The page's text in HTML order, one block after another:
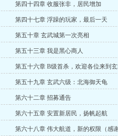
第四十四章 收服张非，居民增加
第四十七章 浮躁的玩家，最后一天
第五十章 玄武城第一次亮相
第五十三章 我是黑心商人
第五十六章 B级首杀，欢迎各位来到
第五十九章 玄武六级：北海御天龟
第六十二章 招募通告
第六十五章 安置新居民，扬帆起航
第六十八章 伟大航道，新的权限（感